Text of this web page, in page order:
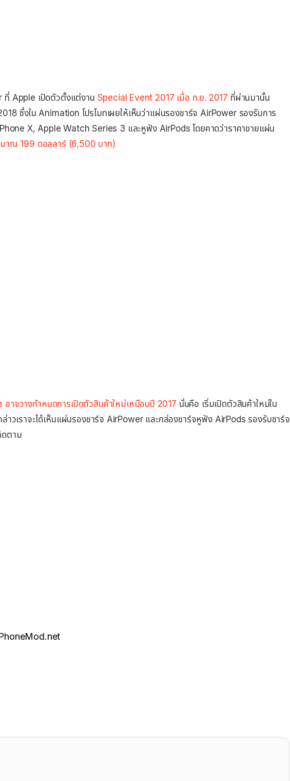
ที่ Apple เปิดตัวตั้งแต่งาน Special Event 2017 เมื่อ ก.ย. 2017 ที่ผ่านมานั้น
ซึ่งใน Animation โปรโมทเผยให้เห็นว่าแผ่นรองชาร์จ AirPower รองรับการ
X, Apple Watch Series 3 และหูฟัง AirPods โดยคาดว่าราคาขายแผ่น
มาณ 199 ดอลลาร์ (6,500 บาท)
อาจวางกำหนดการเปิดตัวสินค้าใหม่เหมือนปี 2017 นั่นคือ เริ่มเปิดตัวสินค้าใหม่ใน
าวเราจะได้เห็นแผ่นรองชาร์จ AirPower และกล่องชาร์จหูฟัง AirPods รองรับชาร์จ
ดตาม